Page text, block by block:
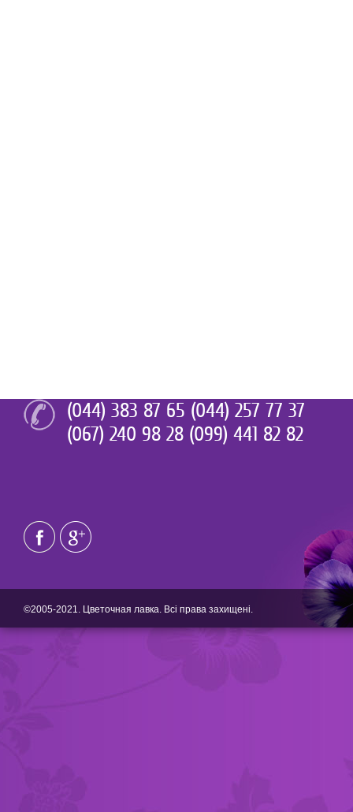
(044) 383 87 65 (044) 257 77 37
(067) 240 98 28 (099) 441 82 82
©2005-2021. Цветочная лавка. Всі права захищені.